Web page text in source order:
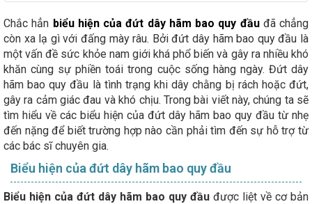
Chắc hẳn biểu hiện của đứt dây hãm bao quy đầuđã chẳng
còn xa lạ gì với đấng mày râu. Bởi đứt dây hãm bao quy đầu là
một vấn đề sức khỏe nam giới khá phổ biến và gây ra nhiều khó
khăn cùng sự phiền toái trong cuộc sống hàng ngày. Đứt dây
hãm bao quy đầu là tình trạng khi dây chằng bị rách hoặc đứt,
gây ra cảm giác đau và khó chịu. Trong bài viết này, chúng ta sẽ
tìm hiểu về các biểu hiện của đứt dây hãm bao quy đầu từ nhẹ
đến nặng để biết trường hợp nào cần phải tìm đến sự hỗ trợ từ
các bác sĩ chuyên gia.
Biểu hiện của đứt dây hãm bao quy đầu
Biểu hiện của đứt dây hãm bao quy đầu được liệt về cơ bản